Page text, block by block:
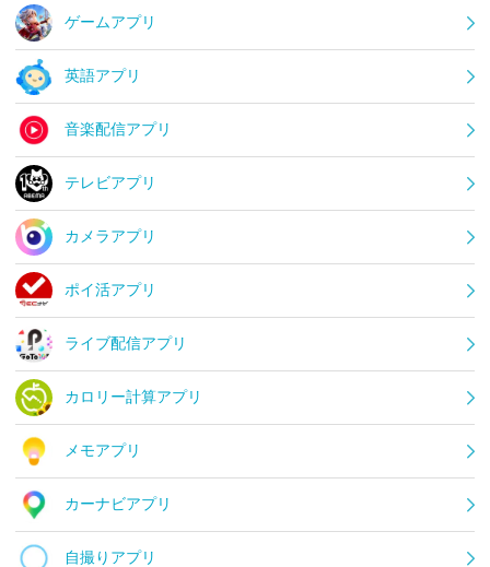
ゲームアプリ
英語アプリ
音楽配信アプリ
テレビアプリ
カメラアプリ
ポイ活アプリ
ライブ配信アプリ
カロリー計算アプリ
メモアプリ
カーナビアプリ
自撮りアプリ